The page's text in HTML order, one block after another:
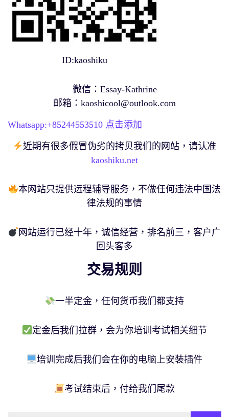
ID:kaoshiku
微信：Essay-Kathrine
邮箱： kaoshicool@outlook.com
Whatsapp:+85244553510 点击添加
近期有很多假冒伪劣的拷贝我们的网站，请认准
kaoshiku.net
本网站只提供远程辅导服务，不做任何违法中国法
律法规的事情
网站运行已经十年，诚信经营，排名前三，客户广
回头客多
交易规则
一半定金，任何货币我们都支持
定金后我们拉群，会为你培训考试相关细节
培训完成后我们会在你的电脑上安装插件
考试结束后，付给我们尾款